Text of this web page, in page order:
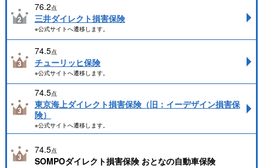
76.2点
三井ダイレクト損害保険
※公式サイトへ遷移します。
74.5点
チューリッヒ保険
※公式サイトへ遷移します。
74.5点
東京海上ダイレクト損害保険（旧：イーデザイン損害保
険）
※公式サイトへ遷移します。
74.5点
SOMPOダイレクト損害保険 おとなの自動車保険